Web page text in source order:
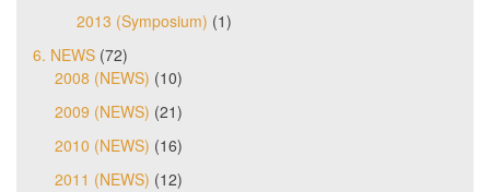
2013 (Symposium) (1)
6. NEWS (72)
2008 (NEWS) (10)
2009 (NEWS) (21)
2010 (NEWS) (16)
2011 (NEWS) (12)